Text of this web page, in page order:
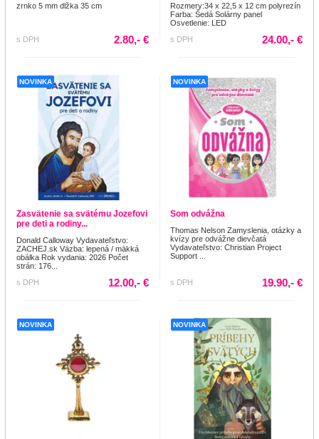
zrnko 5 mm dlžka 35 cm
s DPH 2.80,- €
Rozmery:34 x 22,5 x 12 cm polyrezín
Farba: Šedá Solárny panel
Osvetlenie: LED
s DPH
24.00,- €
NOVINKA
Zasvätenie sa svätému Jozefovi
pre deti a rodiny...
Donald Calloway Vydavateľstvo:
ZACHEJ.sk Väzba: lepená / mäkká
obálka Rok vydania: 2026 Počet
strán: 176...
s DPH
12.00,- €
NOVINKA
Som odvážna
Thomas Nelson Zamyslenia, otázky a
kvízy pre odvážne dievčatá
Vydavateľstvo: Christian Project
Support ...
s DPH 19.90,- €
NOVINKA NOVINKA